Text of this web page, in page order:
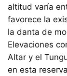
altitud varía
favorece la
la danta de
Elevaciones
Altar y el
en esta